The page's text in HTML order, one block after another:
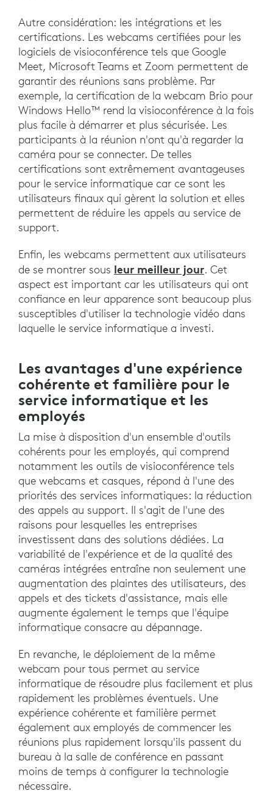
Autre considération: les intégrations et les
certifications. Les webcams certifiées pour les
logiciels de visioconférence tels que Google
Meet, Microsoft Teams et Zoom permettent de
garantir des réunions sans problème. Par
exemple, la certification de la webcam Brio pour
Windows Hello™ rend la visioconférence à la fois
plus facile à démarrer et plus sécurisée. Les
participants à la réunion n'ont qu'à regarder la
caméra pour se connecter. De telles
certifications sont extrêmement avantageuses
pour le service informatique car ce sont les
utilisateurs finaux qui gèrent la solution et elles
permettent de réduire les appels au service de
support.
Enfin, les webcams permettent aux utilisateurs
de se montrer sous leur meilleur jour. Cet
aspect est important car les utilisateurs qui ont
confiance en leur apparence sont beaucoup plus
susceptibles d'utiliser la technologie vidéo dans
laquelle le service informatique a investi.
Les avantages d'une expérience
cohérente et familière pour le
service informatique et les
employés
La mise à disposition d'un ensemble d'outils
cohérents pour les employés, qui comprend
notamment les outils de visioconférence tels
que webcams et casques, répond à l'une des
priorités des services informatiques: la réduction
des appels au support. Il s'agit de l'une des
raisons pour lesquelles les entreprises
investissent dans des solutions dédiées. La
variabilité de l'expérience et de la qualité des
caméras intégrées entraîne non seulement une
augmentation des plaintes des utilisateurs, des
appels et des tickets d'assistance, mais elle
augmente également le temps que l'équipe
informatique consacre au dépannage.
En revanche, le déploiement de la même
webcam pour tous permet au service
informatique de résoudre plus facilement et plus
rapidement les problèmes éventuels. Une
expérience cohérente et familière permet
également aux employés de commencer les
réunions plus rapidement lorsqu'ils passent du
bureau à la salle de conférence en passant
moins de temps à configurer la technologie
nécessaire.